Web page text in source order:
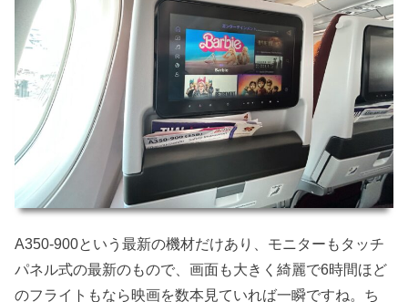
A350-900という最新の機材だけあり、モニターもタッチ
パネル式の最新のもので、画面も大きく綺麗で6時間ほど
のフライトもなら映画を数本見ていれば一瞬ですね。ち